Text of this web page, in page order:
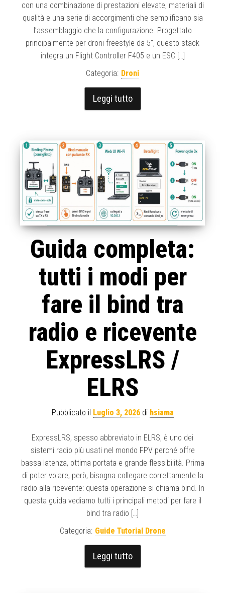
con una combinazione di prestazioni elevate, materiali di
qualità e una serie di accorgimenti che semplificano sia
l’assemblaggio che la configurazione. Progettato
principalmente per droni freestyle da 5″, questo stack
integra un Flight Controller F405 e un ESC […]
Categoria: Droni
Leggi tutto
Guida completa:
tutti i modi per
fare il bind tra
radio e ricevente
ExpressLRS /
ELRS
Pubblicato il Luglio 3, 2026di hsiama
ExpressLRS, spesso abbreviato in ELRS, è uno dei
sistemi radio più usati nel mondo FPV perché offre
bassa latenza, ottima portata e grande flessibilità. Prima
di poter volare, però, bisogna collegare correttamente la
radio alla ricevente: questa operazione si chiama bind. In
questa guida vediamo tutti i principali metodi per fare il
bind tra radio […]
Categoria: Guide Tutorial Drone
Leggi tutto